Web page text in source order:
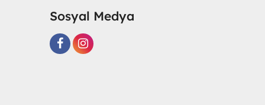
Sosyal Medya